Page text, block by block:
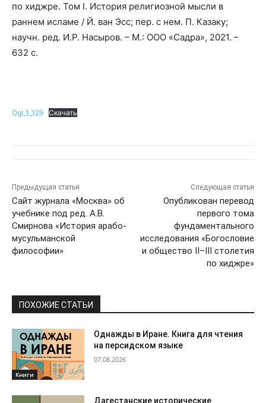
по хиджре. Том I. История религиозной мысли в
раннем исламе / Й. ван Эсс; пер. с нем. П. Казаку;
научн. ред. И.Р. Насыров. – М.: ООО «Садра», 2021. –
632 с.
Ogl_1_129 Скачать
Предыдущая статья
Сайт журнала «Москва» об
учебнике под ред. А.В.
Смирнова «История арабо-
мусульманской
философии»
Следующая статья
Опубликован перевод
первого тома
фундаментального
исследования «Богословие
и общество II–III столетия
по хиджре»
ПОХОЖИЕ СТАТЬИ
Книги
Однажды в Иране. Книга для чтения
на персидском языке
07.08.2026
Дагестанские исторические